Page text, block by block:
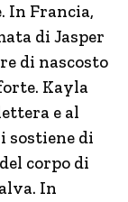
In Francia,
di Jasper
di nascosto
Kayla
e al
sostiene di
corpo di
In